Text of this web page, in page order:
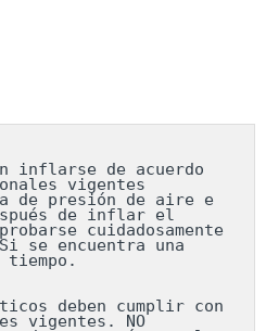
inflarse de acuerdo
vigentes
de presión de aire e
de inflar el
cuidadosamente
se encuentra una
deben cumplir con
vigentes. NO